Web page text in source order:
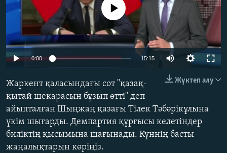
ЖАЗЫЛЫҢЫЗ
270p 404p
No media source currently available
0:00 15:15
404p
1080p
Жүктеп алу
Жаркент қаласындағы сот "қазақ-
қытай шекарасын бұзып өтті" деп
айыпталған Шыңжаң қазағы Тілек Тәбәрікұлына
үкім шығарды. Демпартия құрғысы келетіндер
биліктің қысымына шағынады. Күннің басты
жаңалықтарын көріңіз.